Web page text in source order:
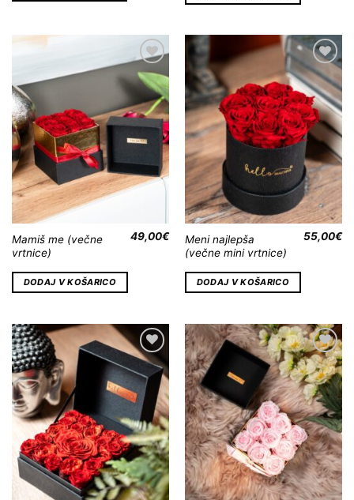
Dodaj
na
Wishlist
Mamiš me (večne
vrtnice)
49,00€
DODAJ V KOŠARICO
Dodaj
na
Wishlist
Meni najlepša
(večne mini vrtnice)
55,00€
DODAJ V KOŠARICO
Dodaj
na
Wishlist
Dodaj
na
Wishlist